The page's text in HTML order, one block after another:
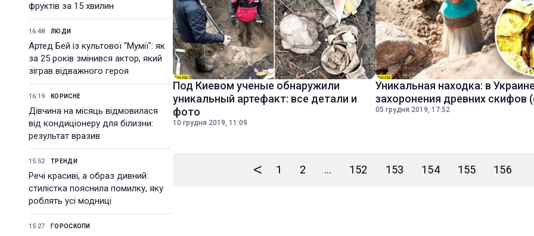
фруктів за 15 хвилин
16:48 ЛЮДИ
Артед Бей із культової "Мумії": як
за 25 років змінився актор, який
зіграв відважного героя
16:19 КОРИСНЕ
Дівчина на місяць відмовилася
від кондиціонеру для білизни:
результат вразив
15:52 ТРЕНДИ
Речі красиві, а образ дивний:
стилістка пояснила помилку, яку
роблять усі модниці
15:27 ГОРОСКОПИ
Под Киевом ученые обнаружили
уникальный артефакт: все детали и
фото
10 грудня 2019, 11:09
Уникальная находка: в
захоронения древних скифов
05 грудня 2019, 17:52
< 1 2 ... 152 153 154 155 156